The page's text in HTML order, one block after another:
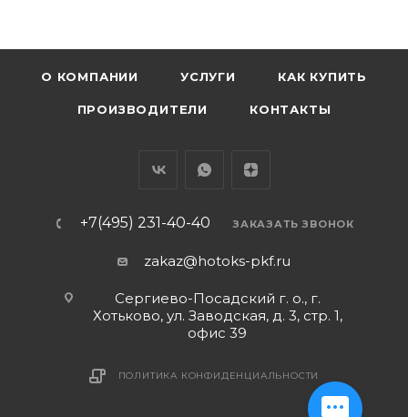
О КОМПАНИИ УСЛУГИ КАК КУПИТЬ
ПРОИЗВОДИТЕЛИ КОНТАКТЫ
+7(495) 231-40-40 ЗАКАЗАТЬ ЗВОНОК
zakaz@hotoks-pkf.ru
Сергиево-Посадский г. о., г.
Хотьково, ул. Заводская, д. 3, стр. 1,
офис 39
ПОЛИТИКА КОНФИДЕНЦИАЛЬНОСТИ